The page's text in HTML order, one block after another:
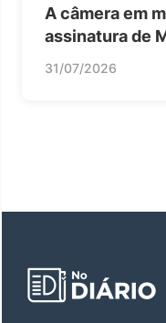
A câmera em
assinatura de
31/07/2026